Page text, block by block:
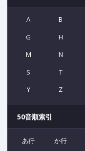
A B
G
H
M
N
S
T
Y
Z
50音順索引
あ行 か行